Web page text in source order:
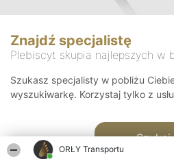
ORŁY Transportu
Znajdź specjalistę
Plebiscyt skupia najlepszych w
Szukasz specjalisty w pobliżu
wyszukiwarkę. Korzystaj tylko z
Szukaj